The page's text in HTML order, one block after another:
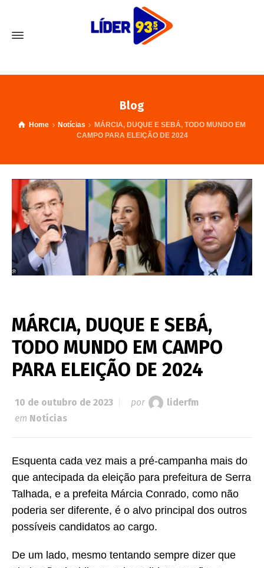
Blog
Home Notícias
MÁRCIA, DUQUE E SEBÁ, TODO MUNDO EM
CAMPO PARA ELEIÇÃO DE 2024
MÁRCIA, DUQUE E SEBÁ,
TODO MUNDO EM CAMPO
PARA ELEIÇÃO DE 2024
10 de outubro de 2023 por
liderfm
em Notícias
Esquenta cada vez mais a pré-campanha mais do
que antecipada da eleição para prefeitura de Serra
Talhada, e a prefeita Márcia Conrado, como não
poderia ser diferente, é o alvo principal dos outros
possíveis candidatos ao cargo.
De um lado, mesmo tentando sempre dizer que